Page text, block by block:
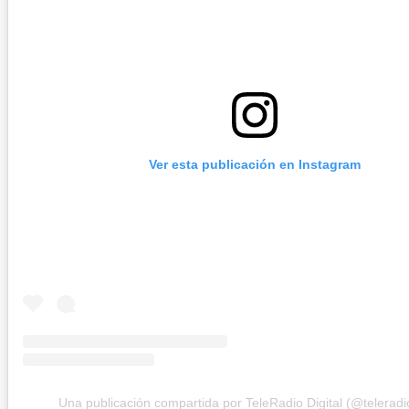
Ver esta publicación en Instagram
Una publicación compartida por TeleRadio Digital